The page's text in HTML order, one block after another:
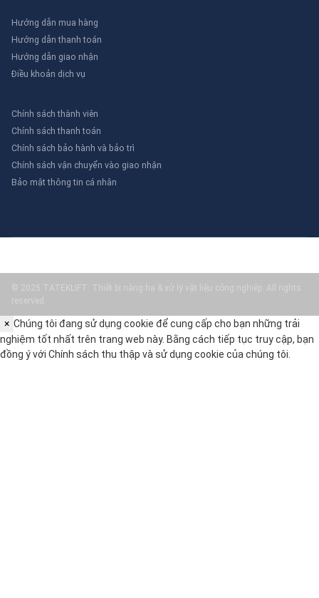
Hướng dẫn mua hàng
Hướng dẫn thanh toán
Hướng dẫn giao nhận
Điều khoản dịch vụ
Chính sách thành viên
Chính sách thanh toán
Chính sách bảo hành và bảo trì
Chính sách vận chuyển vào giao nhận
Bảo mật thông tin cá nhân
© 2025 TATEKLIFT: Thiết bị nâng hạ & xử lý vật liệu công nghiệp. All rights
reserved.
× Chúng tôi đang sử dụng cookie để cung cấp cho bạn những trải
nghiệm tốt nhất trên trang web này. Bằng cách tiếp tục truy cập, bạn
đồng ý với Chính sách thu thập và sử dụng cookie của chúng tôi.